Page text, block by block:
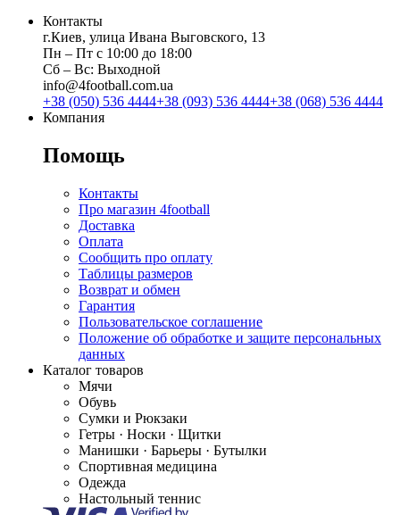
Контакты
г.Киев, улица Ивана Выговского, 13
Пн ‒ Пт с 10:00 до 18:00
Сб ‒ Вс: Выходной
info@4football.com.ua
+38 (050) 536 4444+38 (093) 536 4444+38 (068) 536 4444
Компания
Помощь
Контакты
Про магазин 4football
Доставка
Оплата
Сообщить про оплату
Таблицы размеров
Возврат и обмен
Гарантия
Пользовательское соглашение
Положение об обработке и защите персональных
данных
Каталог товаров
Мячи
Обувь
Сумки и Рюкзаки
Гетры · Носки · Щитки
Манишки · Барьеры · Бутылки
Спортивная медицина
Одежда
Настольный теннис